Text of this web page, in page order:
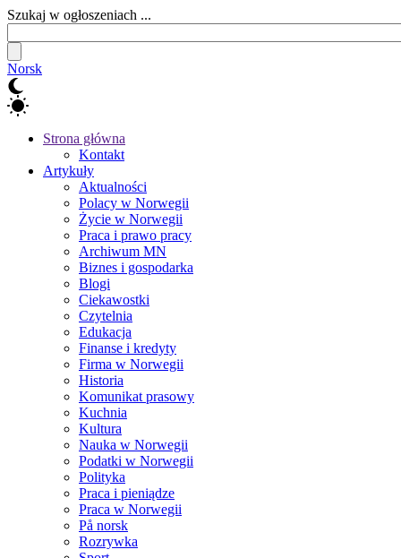
Szukaj w ogłoszeniach ...
Norsk
Strona główna
Kontakt
Artykuły
Aktualności
Polacy w Norwegii
Życie w Norwegii
Praca i prawo pracy
Archiwum MN
Biznes i gospodarka
Blogi
Ciekawostki
Czytelnia
Edukacja
Finanse i kredyty
Firma w Norwegii
Historia
Komunikat prasowy
Kuchnia
Kultura
Nauka w Norwegii
Podatki w Norwegii
Polityka
Praca i pieniądze
Praca w Norwegii
På norsk
Rozrywka